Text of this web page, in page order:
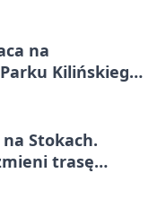
na
Kilińskiego
Stokach.
trasę